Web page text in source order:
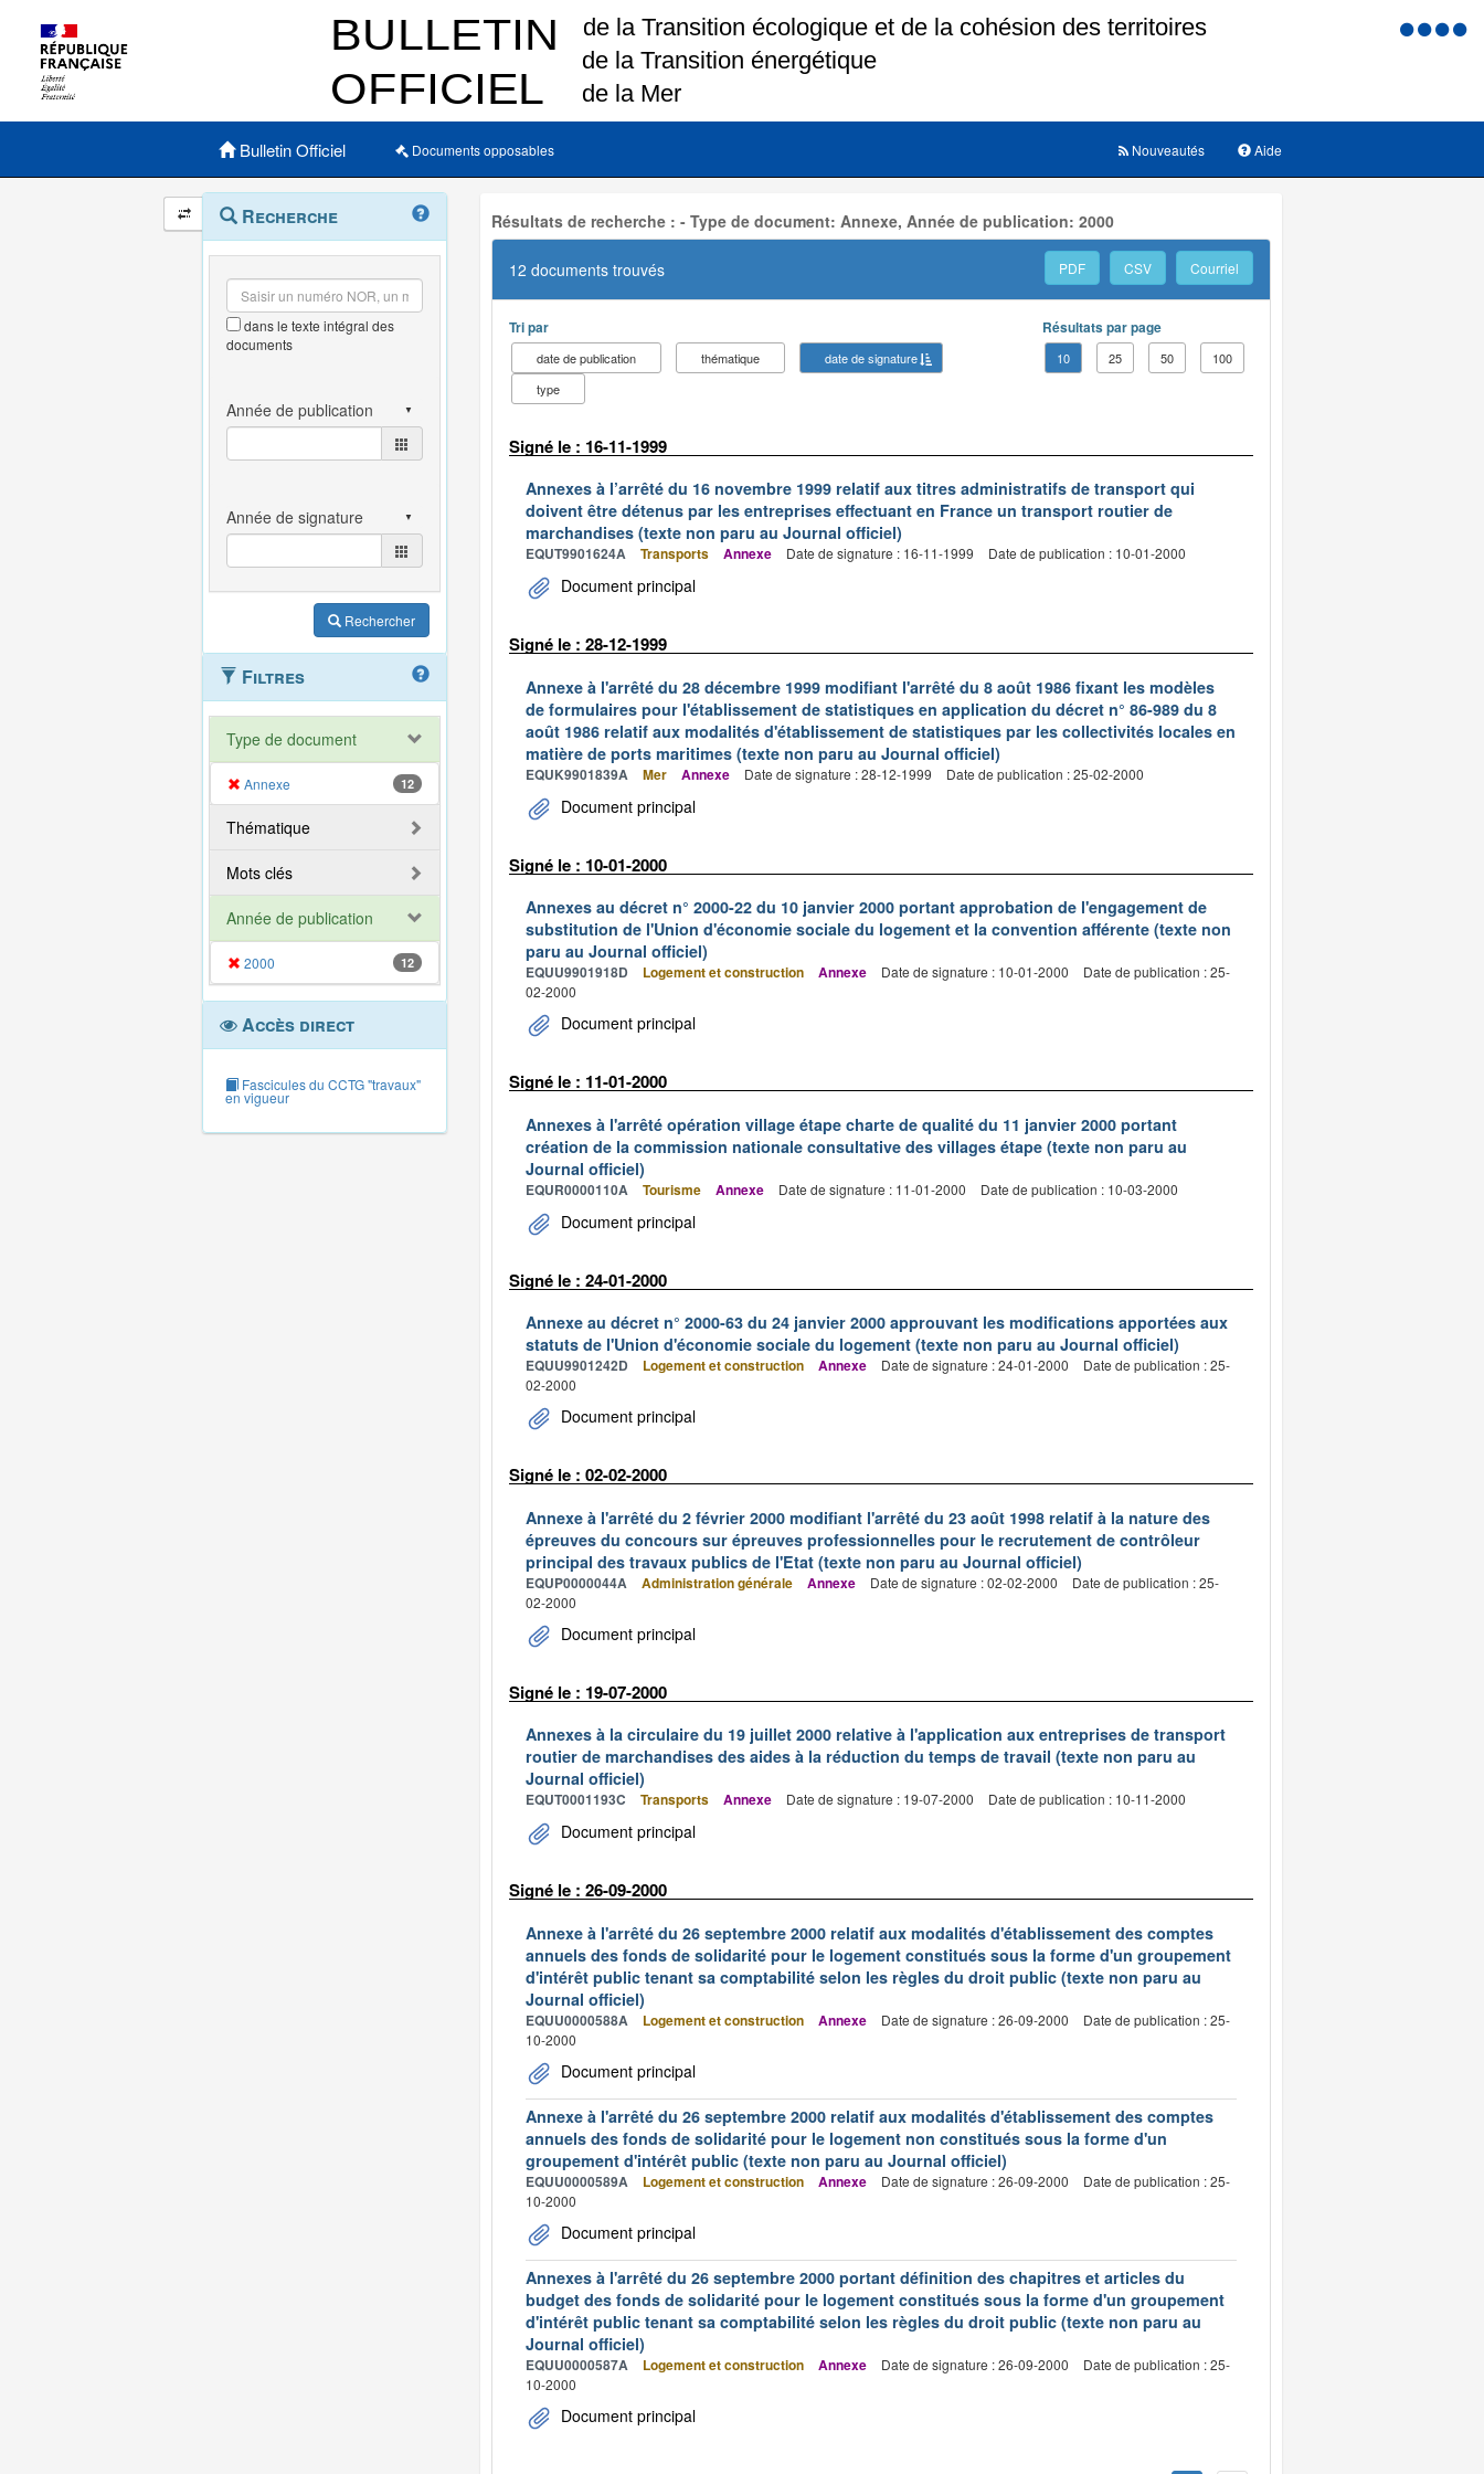
Menu
Menu principal
Bulletin Officiel Documents opposables Aide
Nouveautés
Navigation
et
outils
annexes
Menu
contextuel
Recherche
dans le texte intégral des
documents
Rechercher
Filtres
Type de document
Annexe 12
Thématique
Mots clés
Année de publication
2000 12
Accès direct
Fascicules du CCTG "travaux"
en vigueur
Résultats de recherche : - Type de document: Annexe, Année de publication: 2000
12 documents trouvés PDF CSV Courriel
Tri par
date de publication thématique
date de signature
type
Résultats par page
10 25 50 100
Signé le : 16-11-1999
Annexes à l’arrêté du 16 novembre 1999 relatif aux titres administratifs de transport qui
doivent être détenus par les entreprises effectuant en France un transport routier de
marchandises (texte non paru au Journal officiel)
EQUT9901624A Transports Annexe Date de signature : 16-11-1999 Date de publication : 10-01-2000
Document principal
Signé le : 28-12-1999
Annexe à l'arrêté du 28 décembre 1999 modifiant l'arrêté du 8 août 1986 fixant les modèles
de formulaires pour l'établissement de statistiques en application du décret n° 86-989 du 8
août 1986 relatif aux modalités d'établissement de statistiques par les collectivités locales en
matière de ports maritimes (texte non paru au Journal officiel)
EQUK9901839A Mer Annexe Date de signature : 28-12-1999 Date de publication : 25-02-2000
Document principal
Signé le : 10-01-2000
Annexes au décret n° 2000-22 du 10 janvier 2000 portant approbation de l'engagement de
substitution de l'Union d'économie sociale du logement et la convention afférente (texte non
paru au Journal officiel)
EQUU9901918D Logement et construction Annexe Date de signature : 10-01-2000
Date de publication : 25-
02-2000
Document principal
Signé le : 11-01-2000
Annexes à l'arrêté opération village étape charte de qualité du 11 janvier 2000 portant
création de la commission nationale consultative des villages étape (texte non paru au
Journal officiel)
EQUR0000110A Tourisme Annexe Date de signature : 11-01-2000 Date de publication : 10-03-2000
Document principal
Signé le : 24-01-2000
Annexe au décret n° 2000-63 du 24 janvier 2000 approuvant les modifications apportées aux
statuts de l'Union d'économie sociale du logement (texte non paru au Journal officiel)
EQUU9901242D Logement et construction Annexe Date de signature : 24-01-2000
Date de publication : 25-
02-2000
Document principal
Signé le : 02-02-2000
Annexe à l'arrêté du 2 février 2000 modifiant l'arrêté du 23 août 1998 relatif à la nature des
épreuves du concours sur épreuves professionnelles pour le recrutement de contrôleur
principal des travaux publics de l'Etat (texte non paru au Journal officiel)
EQUP0000044A Administration générale Annexe Date de signature : 02-02-2000
Date de publication : 25-
02-2000
Document principal
Signé le : 19-07-2000
Annexes à la circulaire du 19 juillet 2000 relative à l'application aux entreprises de transport
routier de marchandises des aides à la réduction du temps de travail (texte non paru au
Journal officiel)
EQUT0001193C Transports Annexe Date de signature : 19-07-2000 Date de publication : 10-11-2000
Document principal
Signé le : 26-09-2000
Annexe à l'arrêté du 26 septembre 2000 relatif aux modalités d'établissement des comptes
annuels des fonds de solidarité pour le logement constitués sous la forme d'un groupement
d'intérêt public tenant sa comptabilité selon les règles du droit public (texte non paru au
Journal officiel)
EQUU0000588A Logement et construction Annexe Date de signature : 26-09-2000
Date de publication : 25-
10-2000
Document principal
Annexe à l'arrêté du 26 septembre 2000 relatif aux modalités d'établissement des comptes
annuels des fonds de solidarité pour le logement non constitués sous la forme d'un
groupement d'intérêt public (texte non paru au Journal officiel)
EQUU0000589A Logement et construction Annexe Date de signature : 26-09-2000
Date de publication : 25-
10-2000
Document principal
Annexes à l'arrêté du 26 septembre 2000 portant définition des chapitres et articles du
budget des fonds de solidarité pour le logement constitués sous la forme d'un groupement
d'intérêt public tenant sa comptabilité selon les règles du droit public (texte non paru au
Journal officiel)
EQUU0000587A Logement et construction Annexe Date de signature : 26-09-2000
Date de publication : 25-
10-2000
Document principal